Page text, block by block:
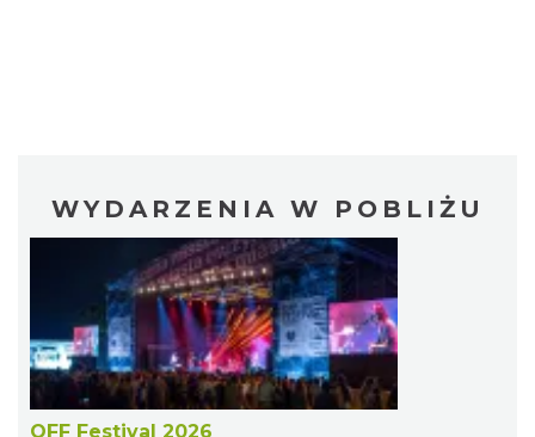
WYDARZENIA W POBLIŻU
OFF Festival 2026